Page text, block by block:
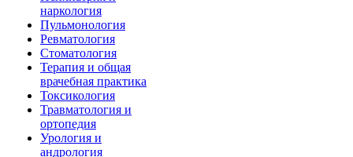
наркология
Пульмонология
Ревматология
Стоматология
Терапия и общая
врачебная практика
Токсикология
Травматология и
ортопедия
Урология и
андрология